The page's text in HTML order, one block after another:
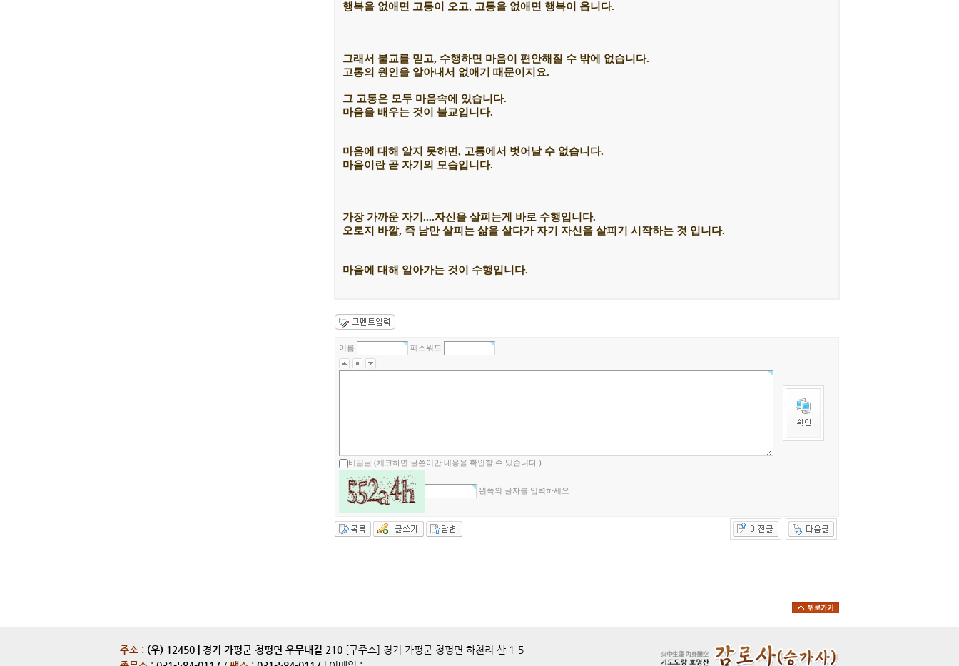
행복을 없애면 고통이 오고, 고통을 없애면 행복이 옵니다.
그래서 불교를 믿고, 수행하면 마음이 편안해질 수 밖에 없습니다.
고통의 원인을 알아내서 없애기 때문이지요.
그 고통은 모두 마음속에 있습니다.
마음을 배우는 것이 불교입니다.
마음에 대해 알지 못하면, 고통에서 벗어날 수 없습니다.
마음이란 곧 자기의 모습입니다.
가장 가까운 자기....자신을 살피는게 바로 수행입니다.
오로지 바깥, 즉 남만 살피는 삶을 살다가 자기 자신을 살피기 시작하는 것 입니다.
마음에 대해 알아가는 것이 수행입니다.
이름 패스워드
비밀글 (체크하면 글쓴이만 내용을 확인할 수 있습니다.)
왼쪽의 글자를 입력하세요.
주소 : (우) 12450 | 경기 가평군 청평면 우무내길 210 [구주소] 경기 가평군 청평면 하천리 산 1-5